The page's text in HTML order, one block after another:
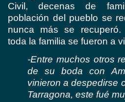
Civil, decenas de
población del pueblo se
nunca más se
toda la familia se fueron a
-Entre muchos otros
de su boda con
vinieron a despedirse
Tarragona, este fué